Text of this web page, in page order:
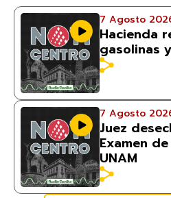
7 Agosto
Hacienda
gasolinas
7 Agosto
Juez
Examen
UNAM